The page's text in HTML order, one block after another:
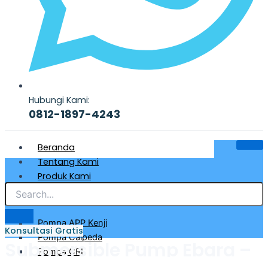
Hubungi Kami:
0812-1897-4243
Beranda
Tentang Kami
Produk Kami
Pompa Air Bersih & Industri
Pompa APP Kenji
Pompa Calpeda
Pompa CRI
Konsultasi Gratis
Submersible Pump Ebara –